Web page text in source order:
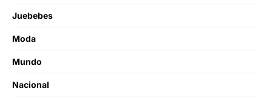
Juebebes
Moda
Mundo
Nacional